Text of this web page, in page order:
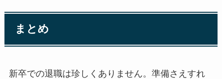
まとめ
新卒での退職は珍しくありません。準備さえすれ